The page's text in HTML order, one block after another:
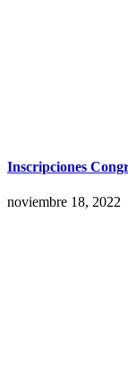
Inscripciones
noviembre 18, 2022